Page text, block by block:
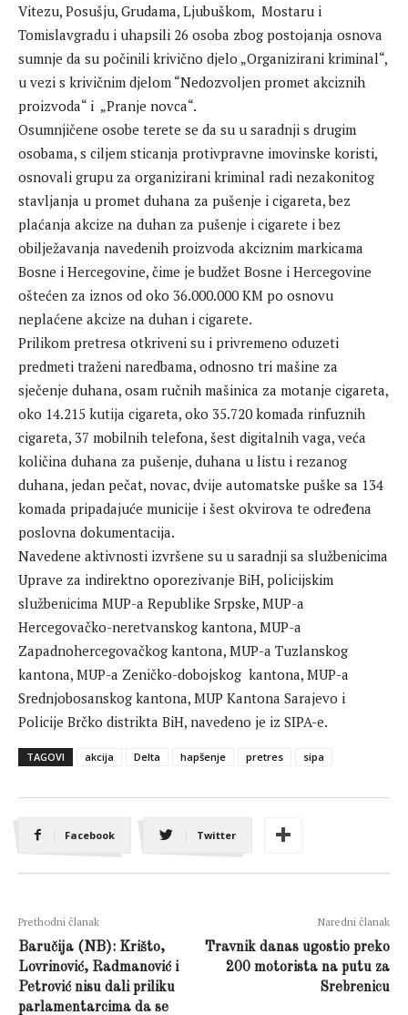
Vitezu, Posušju, Grudama, Ljubuškom, Mostaru i
Tomislavgradu i uhapsili 26 osoba zbog postojanja osnova
sumnje da su počinili krivično djelo „Organizirani kriminal“,
u vezi s krivičnim djelom “Nedozvoljen promet akciznih
proizvoda“ i „Pranje novca“.
Osumnjičene osobe terete se da su u saradnji s drugim
osobama, s ciljem sticanja protivpravne imovinske koristi,
osnovali grupu za organizirani kriminal radi nezakonitog
stavljanja u promet duhana za pušenje i cigareta, bez
plaćanja akcize na duhan za pušenje i cigarete i bez
obilježavanja navedenih proizvoda akciznim markicama
Bosne i Hercegovine, čime je budžet Bosne i Hercegovine
oštećen za iznos od oko 36.000.000 KM po osnovu
neplaćene akcize na duhan i cigarete.
Prilikom pretresa otkriveni su i privremeno oduzeti
predmeti traženi naredbama, odnosno tri mašine za
sječenje duhana, osam ručnih mašinica za motanje cigareta,
oko 14.215 kutija cigareta, oko 35.720 komada rinfuznih
cigareta, 37 mobilnih telefona, šest digitalnih vaga, veća
količina duhana za pušenje, duhana u listu i rezanog
duhana, jedan pečat, novac, dvije automatske puške sa 134
komada pripadajuće municije i šest okvirova te određena
poslovna dokumentacija.
Navedene aktivnosti izvršene su u saradnji sa službenicima
Uprave za indirektno oporezivanje BiH, policijskim
službenicima MUP-a Republike Srpske, MUP-a
Hercegovačko-neretvanskog kantona, MUP-a
Zapadnohercegovačkog kantona, MUP-a Tuzlanskog
kantona, MUP-a Zeničko-dobojskog kantona, MUP-a
Srednjobosanskog kantona, MUP Kantona Sarajevo i
Policije Brčko distrikta BiH, navedeno je iz SIPA-e.
TAGOVI akcija Delta hapšenje pretres sipa
Facebook Twitter
Prethodni članak
Baručija (NB): Krišto,
Lovrinović, Radmanović i
Petrović nisu dali priliku
parlamentarcima da se
Naredni članak
Travnik danas ugostio preko
200 motorista na putu za
Srebrenicu